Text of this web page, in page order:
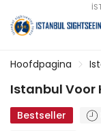
Hoofdpagina
Istanbul Voor
Bestseller